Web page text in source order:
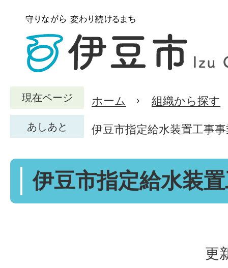
現在ページ ホーム 組織から探す
あしあと 伊豆市指定給水装置工事
伊豆市指定給水装
更